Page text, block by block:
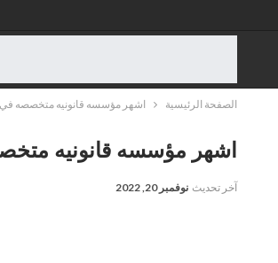
الصفحة الرئيسية اشهر مؤسسه قانونيه متخصصه في
اشهر مؤسسه قانونيه
آخر تحديث نوفمبر 20, 2022